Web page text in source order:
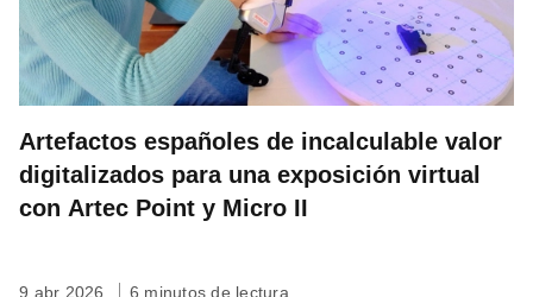
Artefactos españoles de incalculable valor
digitalizados para una exposición virtual
con Artec Point y Micro II
9 abr 2026 6 minutos de lectura